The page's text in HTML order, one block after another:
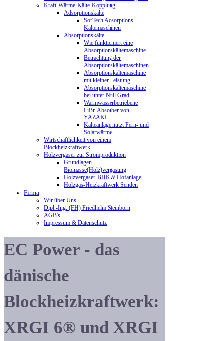
Kraft-Wärme-Kälte-Kopplung
Adsorptionskälte
SorTech Adsorptions
Kältemaschinen
Absorptionskälte
Wie funktioniert eine
Absorptionskältemaschine
Betrachtung der
Absorptionskältemaschinen
Absorptionskältemaschine
mit kleiner Leistung
Absorptionskältemaschine
bei unter Null Grad
Warmwasserbetriebene
LiBr-Absorber von
YAZAKI
Kälteanlage nutzt Fern- und
Solarwärme
Wirtschaftlichkeit von einem
Blockheizkraftwerk
Holzvergaser zur Stromproduktion
Grundlagen
Biomasse(Holz)vergasung
Holzvergaser-BHKW Hofanlage
Holzgas-Heizkraftwerk Senden
Firma
Wir über Uns
Dipl.-Ing. (FH) Friedhelm Steinborn
AGB's
Impressum & Datenschutz
EC Power - das
dänische
Blockheizkraftwerk:
XRGI 6® und XRGI